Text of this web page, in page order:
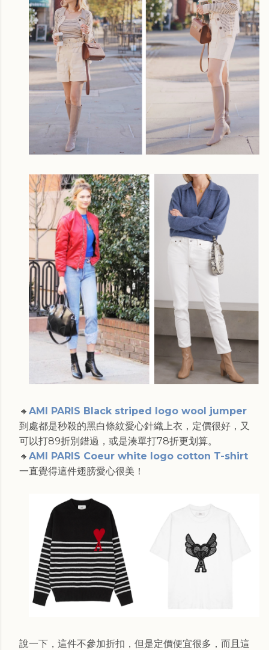
🔸 AMI PARIS Black striped logo wool jumper
到處都是秒殺的黑白條紋愛心針織上衣，定價很好，又
可以打89折別錯過，或是湊單打78折更划算。
🔸 AMI PARIS Coeur white logo cotton T-shirt
一直覺得這件翅膀愛心很美！
說一下，這件不參加折扣，但是定價便宜很多，而且這